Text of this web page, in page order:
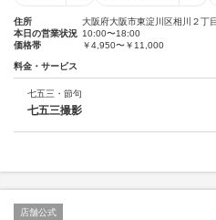
住所
大阪府大阪市東淀川区相川２丁
本日の営業状況 10:00〜18:00
価格帯
￥4,950〜￥11,000
料金・サービス
七五三・節句
七五三撮影
店舗公式